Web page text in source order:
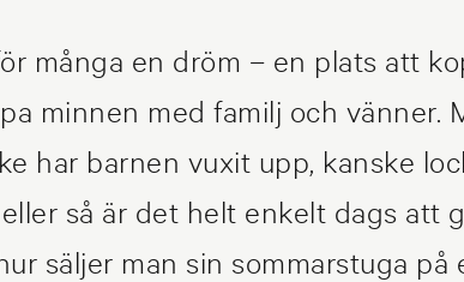
många en dröm – en plats att
minnen med familj och vänner.
har barnen vuxit upp, kanske
så är det helt enkelt dags att
säljer man sin sommarstuga på